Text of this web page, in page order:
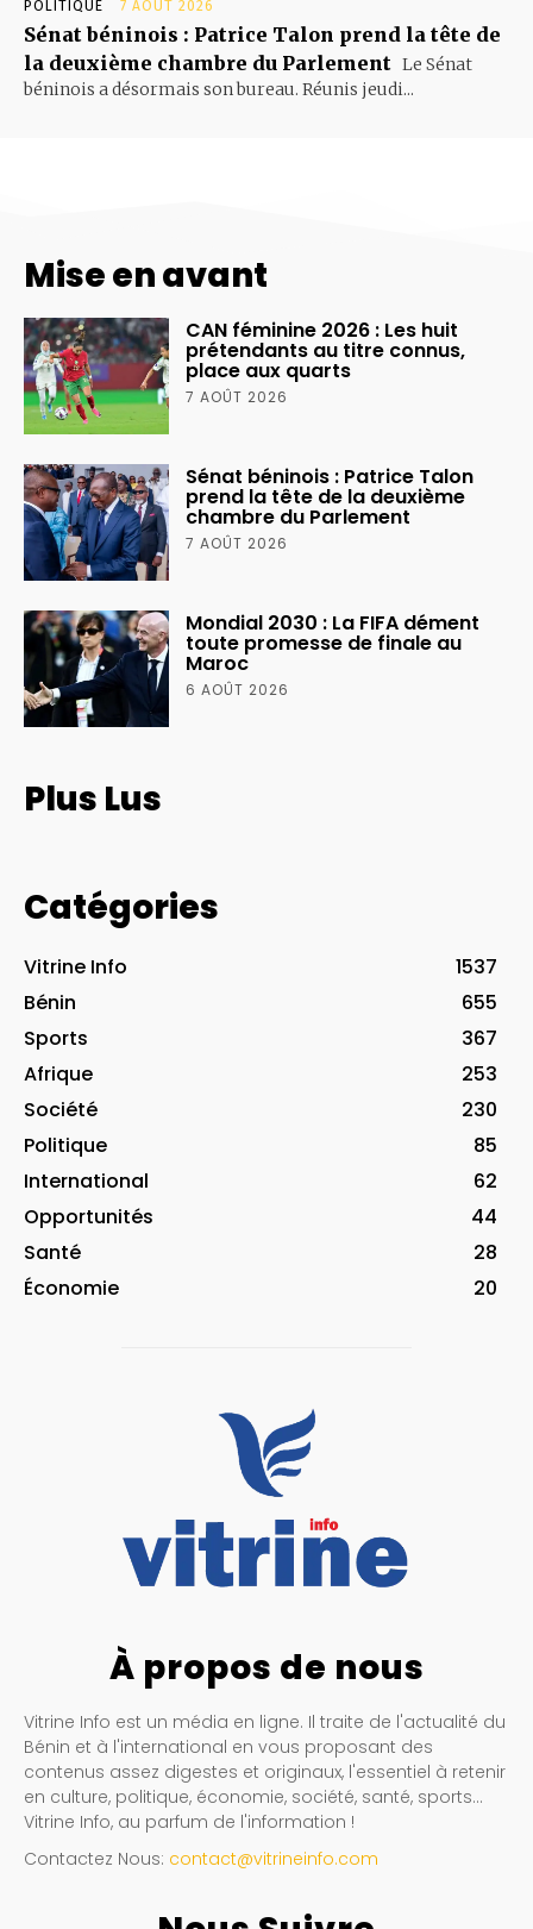
POLITIQUE 7 AOÛT 2026
Sénat béninois : Patrice Talon prend la tête de
la deuxième chambre du Parlement Le Sénat
béninois a désormais son bureau. Réunis jeudi...
Mise en avant
CAN féminine 2026 : Les huit
prétendants au titre connus,
place aux quarts
7 AOÛT 2026
Sénat béninois : Patrice Talon
prend la tête de la deuxième
chambre du Parlement
7 AOÛT 2026
Mondial 2030 : La FIFA dément
toute promesse de finale au
Maroc
6 AOÛT 2026
Plus Lus
Catégories
Vitrine Info
1537
Bénin
655
Sports
367
Afrique
253
Société
230
Politique
85
International
62
Opportunités
44
Santé
28
Économie
20
À propos de nous
Vitrine Info est un média en ligne. Il traite de l'actualité du
Bénin et à l'international en vous proposant des
contenus assez digestes et originaux, l'essentiel à retenir
en culture, politique, économie, société, santé, sports…
Vitrine Info, au parfum de l'information !
Contactez Nous: contact@vitrineinfo.com